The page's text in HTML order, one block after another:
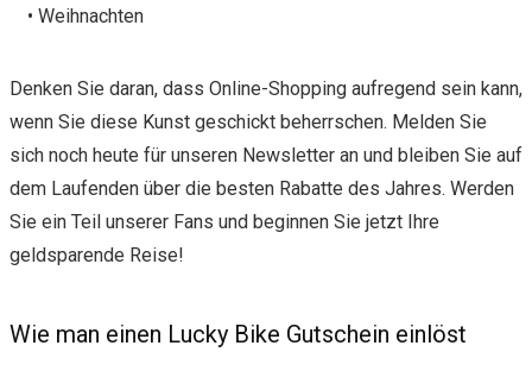
• Weihnachten
Denken Sie daran, dass Online-Shopping aufregend sein kann,
wenn Sie diese Kunst geschickt beherrschen. Melden Sie
sich noch heute für unseren Newsletter an und bleiben Sie auf
dem Laufenden über die besten Rabatte des Jahres. Werden
Sie ein Teil unserer Fans und beginnen Sie jetzt Ihre
geldsparende Reise!
Wie man einen Lucky Bike Gutschein einlöst